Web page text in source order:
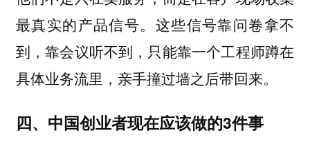
最真实的产品信号。这些信号靠问卷拿不
到，靠会议听不到，只能靠一个工程师蹲在
具体业务流里，亲手撞过墙之后带回来。
四、中国创业者现在应该做的3件事